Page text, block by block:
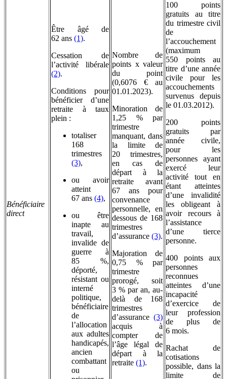
Bénéficiaire
direct
Être âgé de
62 ans (1).
Cessation de
l’activité libérale
(2).
Conditions pour
bénéficier d’une
retraite à taux
plein :
totaliser
168
trimestres
(3),
ou avoir
atteint
67 ans (4),
ou être
inapte au
travail,
invalide de
guerre à
85 %,
déporté,
résistant ou
interné
politique,
bénéficiaire
de
l’allocation
aux adultes
handicapés,
ancien
combattant
ou
Nombre de
points x valeur
du point
(0,6076 € au
01.01.2023).
Minoration de
1,25 % par
trimestre
manquant, dans
la limite de
20 trimestres,
en cas de
départ à la
retraite avant
67 ans pour
convenance
personnelle, en
dessous de 168
trimestres
d’assurance (3).
Majoration de
0,75 % par
trimestre
prorogé, soit
3 % par an, au-
delà de 168
trimestres
d’assurance (3)
acquis à
compter de
l’âge légal de
départ à la
retraite (1).
100 points
gratuits au titre
du trimestre civil
de
l’accouchement
(maximum
550 points au
titre d’une année
civile pour les
accouchements
survenus depuis
le 01.03.2012).
200 points
gratuits par
année civile,
pour les
personnes ayant
exercé leur
activité tout en
étant atteintes
d’une invalidité
les obligeant à
avoir recours à
l’assistance
d’une tierce
personne.
400 points aux
personnes
reconnues
atteintes d’une
incapacité
d’exercice de
leur profession
de plus de
6 mois.
Rachat de
cotisations
possible, dans la
limite de